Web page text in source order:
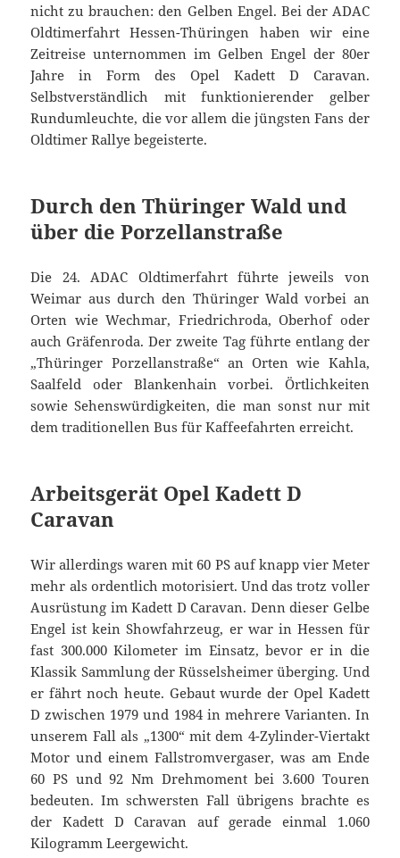
nicht zu brauchen: den Gelben Engel. Bei der ADAC
Oldtimerfahrt Hessen-Thüringen haben wir eine
Zeitreise unternommen im Gelben Engel der 80er
Jahre in Form des Opel Kadett D Caravan.
Selbstverständlich mit funktionierender gelber
Rundumleuchte, die vor allem die jüngsten Fans der
Oldtimer Rallye begeisterte.
Durch den Thüringer Wald und
über die Porzellanstraße
Die 24. ADAC Oldtimerfahrt führte jeweils von
Weimar aus durch den Thüringer Wald vorbei an
Orten wie Wechmar, Friedrichroda, Oberhof oder
auch Gräfenroda. Der zweite Tag führte entlang der
„Thüringer Porzellanstraße“ an Orten wie Kahla,
Saalfeld oder Blankenhain vorbei. Örtlichkeiten
sowie Sehenswürdigkeiten, die man sonst nur mit
dem traditionellen Bus für Kaffeefahrten erreicht.
Arbeitsgerät Opel Kadett D
Caravan
Wir allerdings waren mit 60 PS auf knapp vier Meter
mehr als ordentlich motorisiert. Und das trotz voller
Ausrüstung im Kadett D Caravan. Denn dieser Gelbe
Engel ist kein Showfahrzeug, er war in Hessen für
fast 300.000 Kilometer im Einsatz, bevor er in die
Klassik Sammlung der Rüsselsheimer überging. Und
er fährt noch heute. Gebaut wurde der Opel Kadett
D zwischen 1979 und 1984 in mehrere Varianten. In
unserem Fall als „1300“ mit dem 4-Zylinder-Viertakt
Motor und einem Fallstromvergaser, was am Ende
60 PS und 92 Nm Drehmoment bei 3.600 Touren
bedeuten. Im schwersten Fall übrigens brachte es
der Kadett D Caravan auf gerade einmal 1.060
Kilogramm Leergewicht.